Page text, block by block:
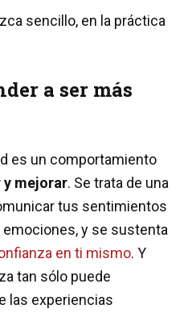
sencillo, en la práctica
a ser más
es un comportamiento
y mejorar. Se trata de una
tus sentimientos
y se sustenta
en ti mismo. Y
tan sólo puede
las experiencias